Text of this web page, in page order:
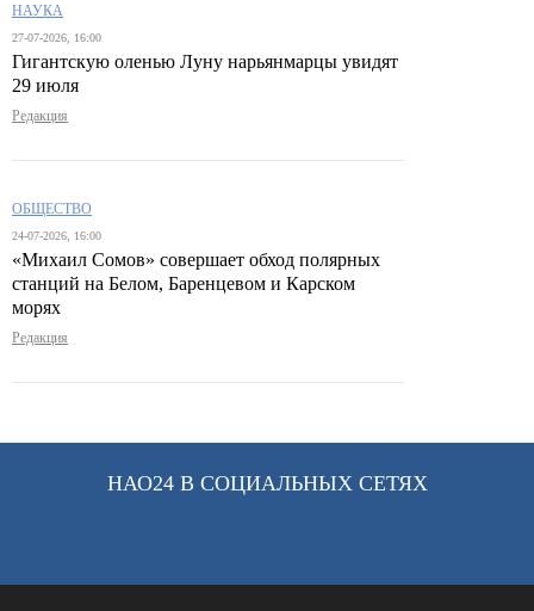
НАУКА
27-07-2026, 16:00
Гигантскую оленью Луну нарьянмарцы увидят
29 июля
Редакция
ОБЩЕСТВО
24-07-2026, 16:00
«Михаил Сомов» совершает обход полярных
станций на Белом, Баренцевом и Карском
морях
Редакция
НАО24 В СОЦИАЛЬНЫХ СЕТЯХ